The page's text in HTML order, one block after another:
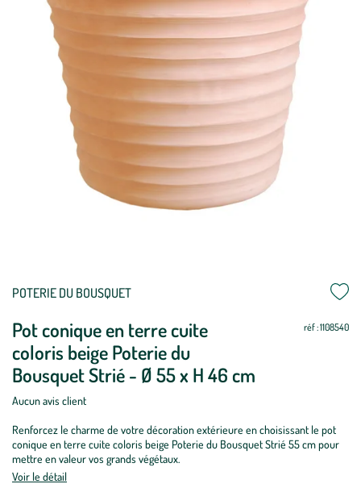
POTERIE DU BOUSQUET
Pot conique en terre cuite
coloris beige Poterie du
Bousquet Strié - Ø 55 x H 46 cm
réf : 1108540
Aucun avis client
Renforcez le charme de votre décoration extérieure en choisissant le pot
conique en terre cuite coloris beige Poterie du Bousquet Strié 55 cm pour
mettre en valeur vos grands végétaux.
Voir le détail
Mettre
jour
Mettre
jour